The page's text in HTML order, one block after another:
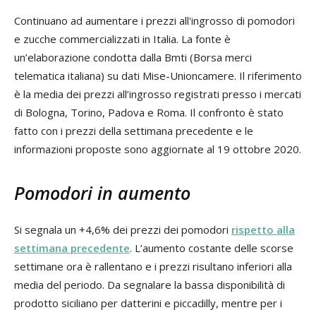
Continuano ad aumentare i prezzi all'ingrosso di pomodori
e zucche commercializzati in Italia. La fonte è
un’elaborazione condotta dalla Bmti (Borsa merci
telematica italiana) su dati Mise-Unioncamere. Il riferimento
è la media dei prezzi all’ingrosso registrati presso i mercati
di Bologna, Torino, Padova e Roma. Il confronto è stato
fatto con i prezzi della settimana precedente e le
informazioni proposte sono aggiornate al 19 ottobre 2020.
Pomodori in aumento
Si segnala un +4,6% dei prezzi dei pomodori rispetto alla
settimana precedente. L’aumento costante delle scorse
settimane ora è rallentano e i prezzi risultano inferiori alla
media del periodo. Da segnalare la bassa disponibilità di
prodotto siciliano per datterini e piccadilly, mentre per i